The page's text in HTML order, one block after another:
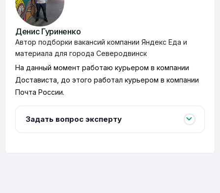
Денис Гуриненко
Автор подборки вакансий компании Яндекс Еда и
материала для города Северодвинск
На данный момент работаю курьером в компании
Достависта, до этого работал курьером в компании
Почта России.
Задать вопрос эксперту